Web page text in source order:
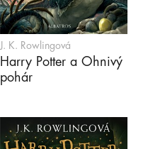
J. K. Rowlingová
Harry Potter a Ohnivý
pohár